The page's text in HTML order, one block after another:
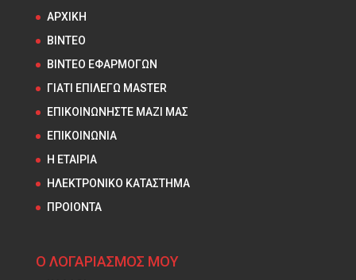
ΑΡΧΙΚΗ
ΒΙΝΤΕΟ
ΒΙΝΤΕΟ ΕΦΑΡΜΟΓΩΝ
ΓΙΑΤΙ ΕΠΙΛΕΓΩ MASTER
ΕΠΙΚΟΙΝΩΝΗΣΤΕ ΜΑΖΙ ΜΑΣ
ΕΠΙΚΟΙΝΩΝΙΑ
Η ΕΤΑΙΡΙΑ
ΗΛΕΚΤΡΟΝΙΚΟ ΚΑΤΑΣΤΗΜΑ
ΠΡΟΙΟΝΤΑ
Ο ΛΟΓΑΡΙΑΣΜΟΣ ΜΟΥ